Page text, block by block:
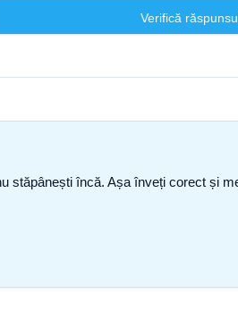
Verifică
stăpânești încă. Așa înveți corect și